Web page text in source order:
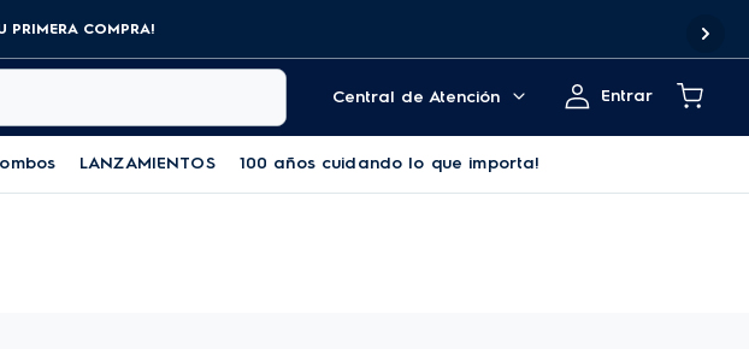
PRIMERA COMPRA!
Central de Atención
Entrar
LANZAMIENTOS 100 años cuidando lo que importa!